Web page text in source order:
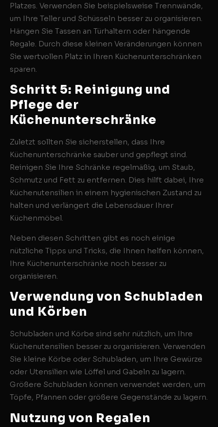
Platzes. Verwenden Sie beispielsweise Trennwände,
um Ihre Teller und Schüsseln besser zu organisieren.
Hängen Sie Tassen an Türhaltern oder hängende
Regale. Durch diese kleinen Veränderungen können
Sie wertvollen Platz in Ihren Küchenunterschränken
sparen.
Schritt 5: Reinigung und
Pflege der
Küchenunterschränke
Zuletzt sollten Sie sicherstellen, dass Ihre
Küchenunterschränke sauber und gepflegt sind.
Reinigen Sie Ihre Schränke regelmäßig, um Staub,
Schmutz und Fett zu entfernen. Dies hilft dabei, Ihre
Küchenutensilien in einem hygienischen Zustand zu
halten und verlängert die Lebensdauer Ihrer
Küchenmöbel.
Neben diesen Schritten gibt es noch einige
nützliche Tipps und Tricks, die Ihnen helfen können,
Ihre Küchenunterschränke noch besser zu
organisieren.
Verwendung von Schubladen
und Körben
Schubladen und Körbe sind sehr nützlich, um Ihre
Küchenutensilien besser zu organisieren. Verwenden
Sie kleine Körbe oder Schubladen, um Ihre Gewürze
oder Utensilien wie Löffel und Gabeln zu lagern.
Größere Schubladen können verwendet werden, um
Töpfe, Pfannen oder größere Gegenstände zu lagern.
Nutzung von Regalen